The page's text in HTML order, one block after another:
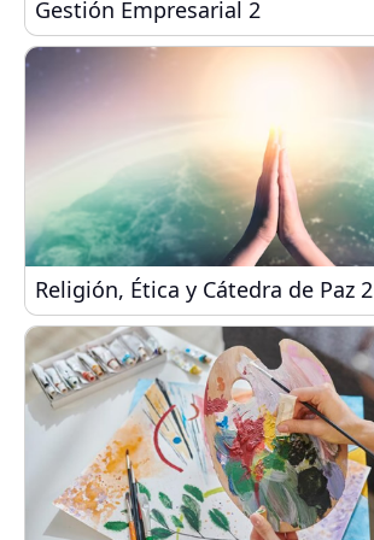
Gestión Empresarial 2
Gestión Empresarial 2
Religión, Ética y Cátedra de Paz 2
Religión, Ética y Cátedra de Paz 2